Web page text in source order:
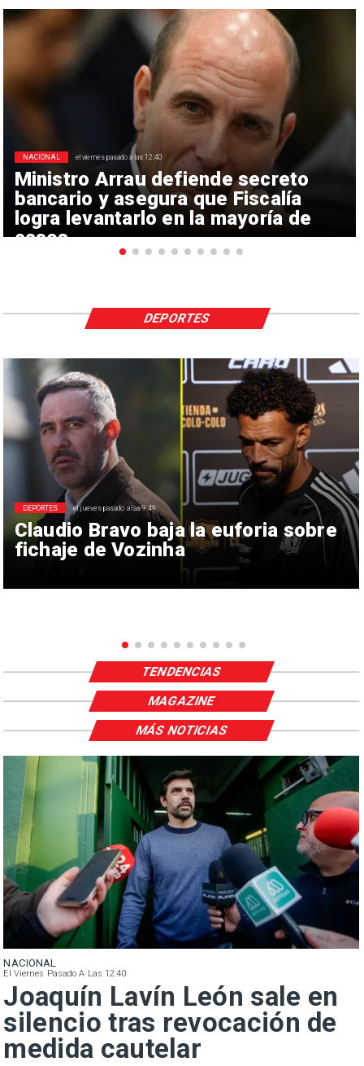
Ministro Arrau defiende secreto
bancario y asegura que Fiscalía
logra levantarlo en la mayoría de
casos
NACIONAL el viernes pasado a las 12:40
Claudio Bravo baja la euforia sobre
fichaje de Vozinha
DEPORTES el jueves pasado a las 9:49
DEPORTES
TENDENCIAS
MAGAZINE
NACIONAL
El Viernes Pasado A Las 12:40
Joaquín Lavín León sale en
silencio tras revocación de
medida cautelar
MÁS NOTICIAS